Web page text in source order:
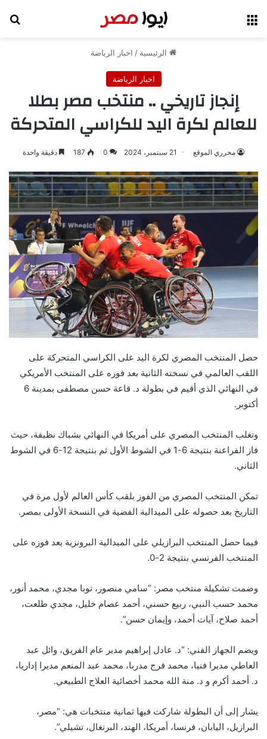
الرئيسية / اخبار الرياضة
اخبار الرياضة
إنجاز تاريخي .. منتخب مصر بطلا
للعالم لكرة اليد للكراسي المتحركة
محرري الموقع 21 سبتمبر، 2024 0
187 دقيقة واحدة
حصل المنتخب المصري لكرة اليد على الكراسي المتحركة على
اللقب العالمي في نسخته الثانية بعد فوزه على المنتخب الأمريكي
في النهائي الذي أقيم في بطولة د. قاعة حسن مصطفى بمدينة 6
أكتوبر.
وتغلب المنتخب المصري على أمريكا في النهائي بشباك نظيفة، حيث
فاز الفراعنة بنتيجة 6-1 في الشوط الأول ثم بنتيجة 12-6 في الشوط
الثاني.
تمكن المنتخب المصري من الفوز بلقب كأس العالم لأول مرة في
التاريخ بعد حصوله على الميدالية الفضية في النسخة الأولى بمصر.
فيما حصل المنتخب البرازيلي على الميدالية البرونزية بعد فوزه على
المنتخب الفرنسي بنتيجة 2-0.
وضمت تشكيلة منتخب مصر: “سامي منصور، توبا مجدي، محمد أنور،
محمد حسب النبي، ربيع حسني، أحمد عصام خليل، مجدي طلعت،
أحمد صلاح، آيات أحمد، وإيمان حسن”.
ويضم الجهاز الفني: “د. عادل إبراهيم مدير عام الفريق، وائل عبد
العاطي مديرا فنيا، محمد فرج مدربا، محمد عبد المنعم مديرا إداريا،
د. أحمد أكرم و د. منة الله محمد أخصائية العلاج الطبيعي.
يشار إلى أن البطولة شاركت فيها ثمانية منتخبات هي: “مصر،
البرازيل، اليابان، فرنسا، أمريكا، الهند، البرتغال، تشيلي”.